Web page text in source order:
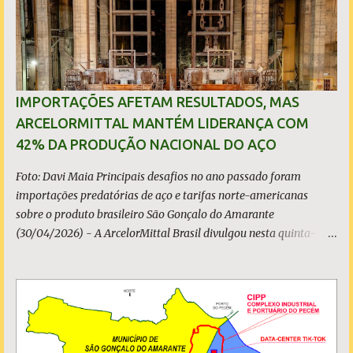
s
IMPORTAÇÕES AFETAM RESULTADOS, MAS
ARCELORMITTAL MANTÉM LIDERANÇA COM
42% DA PRODUÇÃO NACIONAL DO AÇO
Foto: Davi Maia Principais desafios no ano passado foram
importações predatórias de aço e tarifas norte-americanas
sobre o produto brasileiro São Gonçalo do Amarante
(30/04/2026) - A ArcelorMittal Brasil divulgou nesta quinta-
predatórias, sobretudo da China, e as tarifas impostas pelo
Governo dos Estados Unidos afetaram os resultados financeiros
e operacionais da organização e de todo o setor do aço brasileiro.
Ainda assim, a empresa manteve-se como líder no Brasil, com